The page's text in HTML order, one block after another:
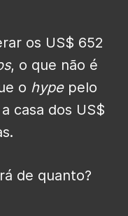
os US$ 652
, o que não é
o hypepelo
casa dos US$
de quanto?